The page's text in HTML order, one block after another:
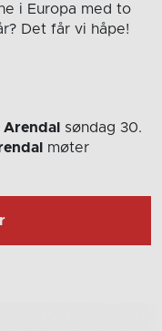
i Europa med to
Det får vi håpe!
søndag 30.
møter